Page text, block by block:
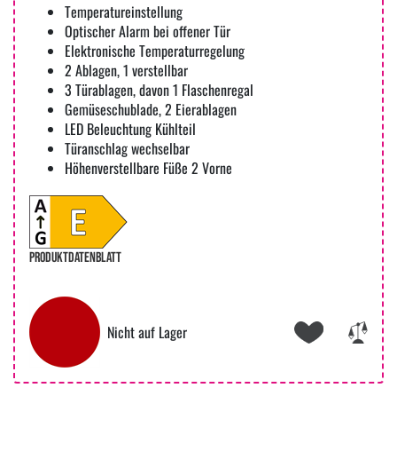
Temperatureinstellung
Optischer Alarm bei offener Tür
Elektronische Temperaturregelung
2 Ablagen, 1 verstellbar
3 Türablagen, davon 1 Flaschenregal
Gemüseschublade, 2 Eierablagen
LED Beleuchtung Kühlteil
Türanschlag wechselbar
Höhenverstellbare Füße 2 Vorne
PRODUKTDATENBLATT
Nicht auf Lager